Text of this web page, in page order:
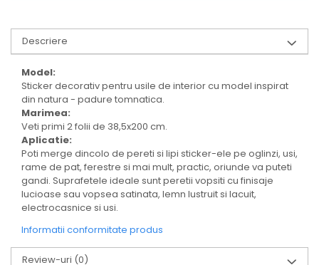
Descriere
Model:
Sticker decorativ pentru usile de interior cu model inspirat
din natura - padure tomnatica.
Marimea:
Veti primi 2 folii de 38,5x200 cm.
Aplicatie:
Poti merge dincolo de pereti si lipi sticker-ele pe oglinzi, usi,
rame de pat, ferestre si mai mult, practic, oriunde va puteti
gandi. Suprafetele ideale sunt peretii vopsiti cu finisaje
lucioase sau vopsea satinata, lemn lustruit si lacuit,
electrocasnice si usi.
Informatii conformitate produs
Review-uri (0)